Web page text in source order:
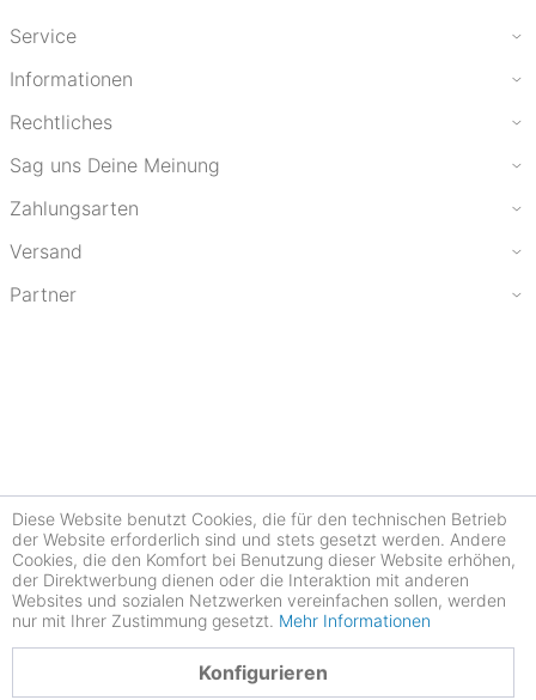
Service
Informationen
Rechtliches
Sag uns Deine Meinung
Zahlungsarten
Versand
Partner
Diese Website benutzt Cookies, die für den technischen Betrieb
der Website erforderlich sind und stets gesetzt werden. Andere
Cookies, die den Komfort bei Benutzung dieser Website erhöhen,
der Direktwerbung dienen oder die Interaktion mit anderen
Websites und sozialen Netzwerken vereinfachen sollen, werden
nur mit Ihrer Zustimmung gesetzt. Mehr Informationen
Konfigurieren